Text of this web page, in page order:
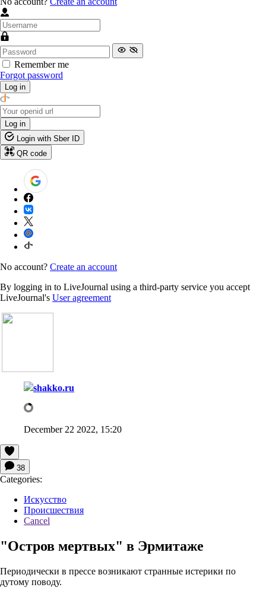
Remember me
Forgot password
Log in
Log in
Login with Sber ID
QR code
No account? Create an account
By logging in to LiveJournal using a third-party service you accept
LiveJournal's User agreement
shakko.ru
December 22 2022, 15:20
38
Categories:
Искусство
Происшествия
Cancel
"Остров мертвых" в Эрмитаже
Периодически в прессе возникают странные истерики по
дутому поводу.